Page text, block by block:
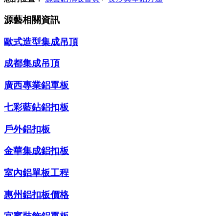
源藝相關資訊
歐式造型集成吊頂
成都集成吊頂
廣西專業鋁單板
七彩藍鉆鋁扣板
戶外鋁扣板
金華集成鋁扣板
室內鋁單板工程
惠州鋁扣板價格